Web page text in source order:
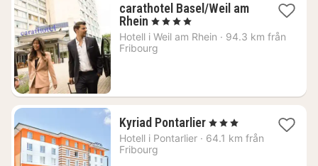
carathotel Basel/Weil am
Rhein 1
natt
från
1185
, 4 Stjärnor
Hotell i Weil am Rhein · 94.3 km från
Fribourg
Kyriad Pontarlier1
natt
, 3 Stjärnor
Hotell i Pontarlier · 64.1 km från
Fribourg